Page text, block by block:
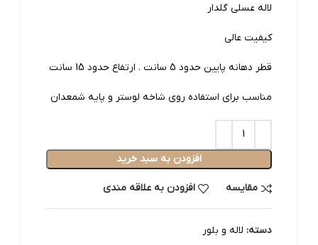
لاله عسلی گلدار
کیفیت عالی
قطر دهانه پایین حدود 5 سانت . ارتفاع حدود 15 سانت
مناسب برای استفاده روی شاخه لوستر و پایه شمعدان
افزودن به سبد خرید
مقایسه افزودن به علاقه مندی
دسته: لاله و بلور